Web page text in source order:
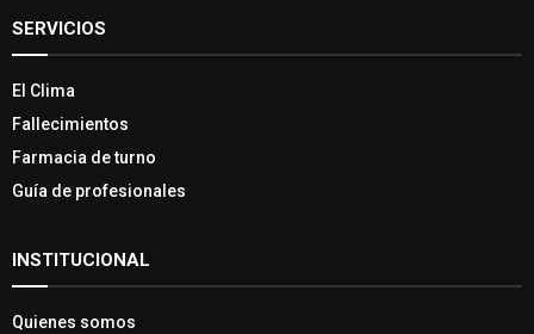
SERVICIOS
El Clima
Fallecimientos
Farmacia de turno
Guía de profesionales
INSTITUCIONAL
Quienes somos